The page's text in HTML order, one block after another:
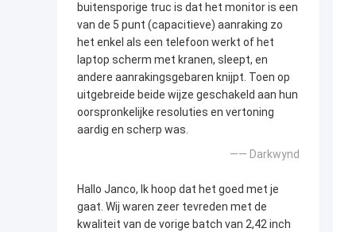
buitensporige truc is dat het monitor is een
van de 5 punt (capacitieve) aanraking zo
het enkel als een telefoon werkt of het
laptop scherm met kranen, sleept, en
andere aanrakingsgebaren knijpt. Toen op
uitgebreide beide wijze geschakeld aan hun
oorspronkelijke resoluties en vertoning
aardig en scherp was.
—— Darkwynd
Hallo Janco, Ik hoop dat het goed met je
gaat. Wij waren zeer tevreden met de
kwaliteit van de vorige batch van 2,42 inch